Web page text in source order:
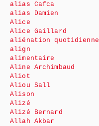
alias Cafca
alias Damien
Alice
Alice Gaillard
aliénation quotidienne
align
alimentaire
Aline Archimbaud
Aliot
Aliou Sall
Alison
Alizé
Alizé Bernard
Allah Akbar